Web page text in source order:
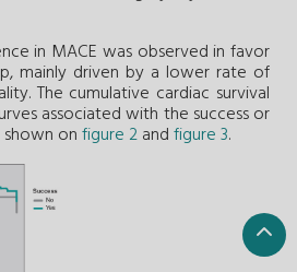
in MACE was observed in favor
mainly driven by a lower rate of
The cumulative cardiac survival
associated with the success or
onfigure 2andfigure 3.